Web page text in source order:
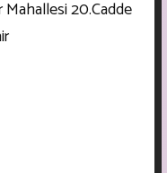
20.Cadde